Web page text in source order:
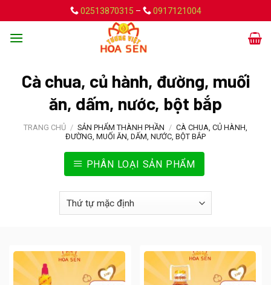
to
content
02513870315 – 0917121004
Cà chua, củ hành, đường, muối
ăn, dấm, nước, bột bắp
TRANG CHỦ / SẢN PHẨM THÀNH PHẦN / CÀ CHUA, CỦ HÀNH,
ĐƯỜNG, MUỐI ĂN, DẤM, NƯỚC, BỘT BẮP
PHÂN LOẠI SẢN PHẨM